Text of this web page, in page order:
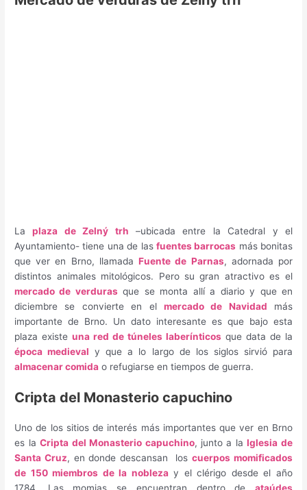
Laplaza de Zelný trh –ubicada entre la Catedral y el
Ayuntamiento- tiene una de las fuentes barrocas más bonitas
que ver en Brno, llamadaFuente de Parnas, adornada por
distintos animales mitológicos. Pero su gran atractivo es el
mercado de verdurasque se monta allí a diario y que en
diciembre se convierte en el mercado de Navidad más
importante de Brno. Un dato interesante es que bajo esta
plaza existeuna red de túneles laberínticos que data de la
época medieval y que a lo largo de los siglos sirvió para
almacenar comida o refugiarse en tiempos de guerra.
Cripta del Monasterio capuchino
Uno de los sitios de interés más importantes que ver en Brno
es laCripta del Monasterio capuchino, junto a laIglesia de
Santa Cruz, en donde descansan loscuerpos momificados
de 150 miembros de la noblezay el clérigo desde el año